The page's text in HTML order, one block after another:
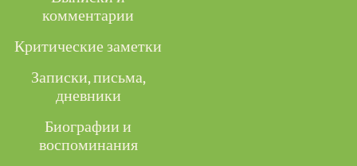
комментарии
Критические заметки
Записки, письма,
дневники
Биографии и
воспоминания